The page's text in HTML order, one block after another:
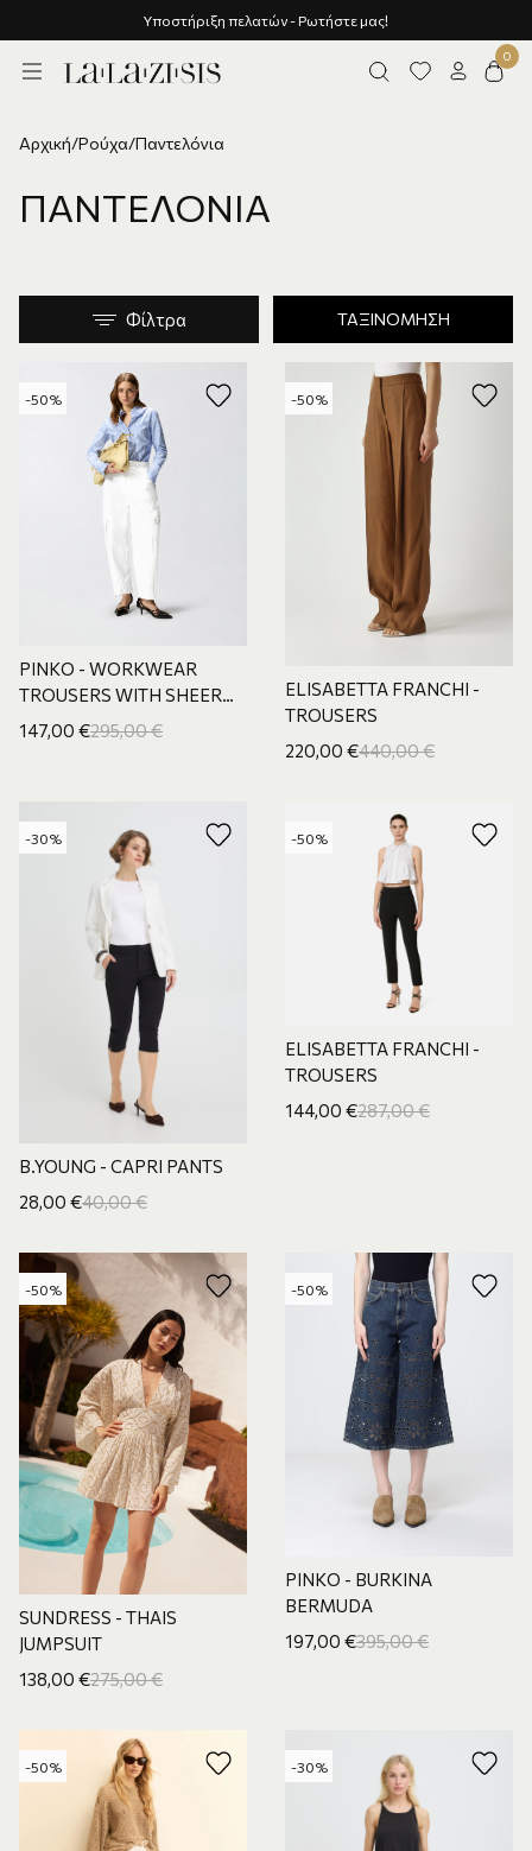
Υποστήριξη πελατών - Ρωτήστε μας!
Αρχική/Ρούχα/Παντελόνια
ΠΑΝΤΕΛΌΝΙΑ
Φίλτρα ΤΑΞΙΝΌΜΗΣΗ
-50%
PINKO - WORKWEAR
TROUSERS WITH SHEER
INSERTS
147,00 €295,00€
-50%
ELISABETTA FRANCHI -
TROUSERS
220,00 €440,00€
-30%
B.YOUNG - CAPRI PANTS
28,00 €40,00€
-50%
ELISABETTA FRANCHI -
TROUSERS
144,00 €287,00€
-50%
SUNDRESS - THAIS
JUMPSUIT
138,00 €275,00€
-50%
PINKO - BURKINA
BERMUDA
197,00 €395,00€
-50% -30%